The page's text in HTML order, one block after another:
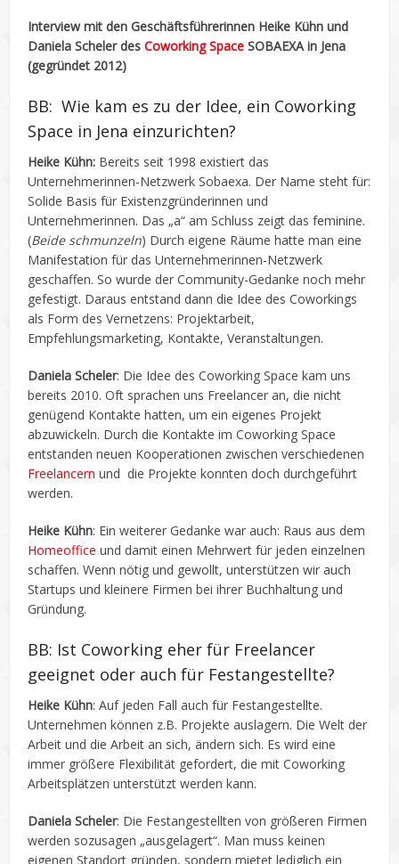
Interview mit den Geschäftsführerinnen Heike Kühn und
Daniela Scheler desCoworking Space SOBAEXA in Jena
(gegründet 2012)
BB: Wie kam es zu der Idee, ein Coworking
Space in Jena einzurichten?
Heike Kühn: Bereits seit 1998 existiert das
Unternehmerinnen-Netzwerk Sobaexa. Der Name steht für:
Solide Basis für Existenzgründerinnen und
Unternehmerinnen. Das „a“ am Schluss zeigt das feminine.
(Beide schmunzeln) Durch eigene Räume hatte man eine
Manifestation für das Unternehmerinnen-Netzwerk
geschaffen. So wurde der Community-Gedanke noch mehr
gefestigt. Daraus entstand dann die Idee des Coworkings
als Form des Vernetzens: Projektarbeit,
Empfehlungsmarketing, Kontakte, Veranstaltungen.
Daniela Scheler: Die Idee des Coworking Space kam uns
bereits 2010. Oft sprachen uns Freelancer an, die nicht
genügend Kontakte hatten, um ein eigenes Projekt
abzuwickeln. Durch die Kontakte im Coworking Space
entstanden neuen Kooperationen zwischen verschiedenen
Freelancern und die Projekte konnten doch durchgeführt
werden.
Heike Kühn: Ein weiterer Gedanke war auch: Raus aus dem
Homeoffice und damit einen Mehrwert für jeden einzelnen
schaffen. Wenn nötig und gewollt, unterstützen wir auch
Startups und kleinere Firmen bei ihrer Buchhaltung und
Gründung.
BB: Ist Coworking eher für Freelancer
geeignet oder auch für Festangestellte?
Heike Kühn: Auf jeden Fall auch für Festangestellte.
Unternehmen können z.B. Projekte auslagern. Die Welt der
Arbeit und die Arbeit an sich, ändern sich. Es wird eine
immer größere Flexibilität gefordert, die mit Coworking
Arbeitsplätzen unterstützt werden kann.
Daniela Scheler: Die Festangestellten von größeren Firmen
werden sozusagen „ausgelagert“. Man muss keinen
eigenen Standort gründen, sondern mietet lediglich ein